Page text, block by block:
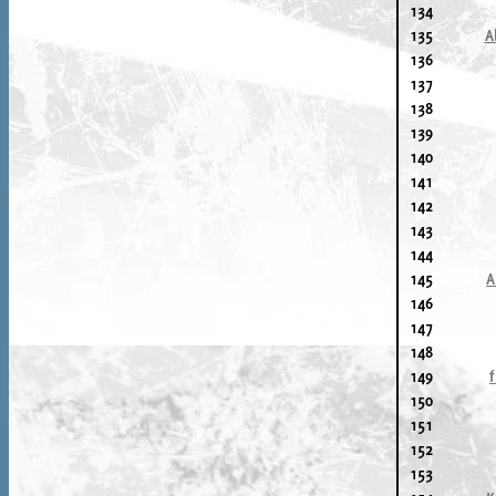
134
135
136
137
138
139
140
141
142
143
144
145
146
147
148
149
150
151
152
153